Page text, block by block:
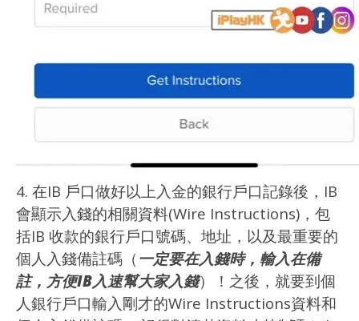
4. 在IB 戶口做好以上入金的銀行戶口記錄後，IB
會顯示入錢的相關資料(Wire Instructions)，包
括IB 收款的銀行戶口號碼、地址，以及最重要的
個人入錢備註碼（ 一定要在入錢時，輸入在備
註，方便IB入速幫大家入錢）！之後，就要到個
人銀行戶口輸入剛才的Wire Instructions資料和